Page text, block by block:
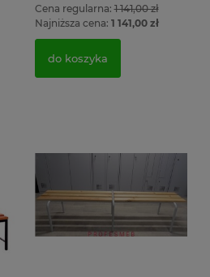
Cena regularna:1 141,00 zł
Najniższa cena: 1 141,00 zł
do koszyka